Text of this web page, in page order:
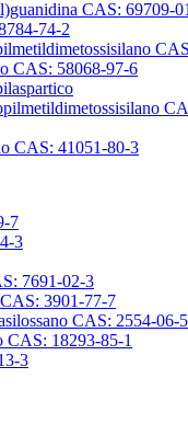
CAS: 69709-
74-2
CAS: 58068-97-6
CAS: 41051-80-3
7
3
7691-02-3
3901-77-7
CAS: 2554-06-5
CAS: 18293-85-1
3